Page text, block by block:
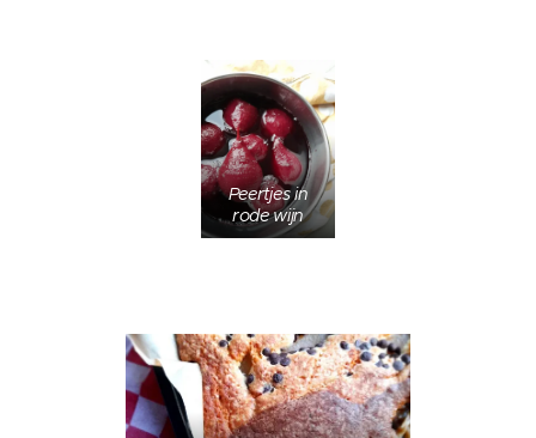
Peertjes in
rode wijn